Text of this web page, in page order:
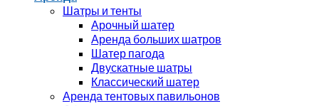
Шатры и тенты
Арочный шатер
Аренда больших шатров
Шатер пагода
Двускатные шатры
Классический шатер
Аренда тентовых павильонов